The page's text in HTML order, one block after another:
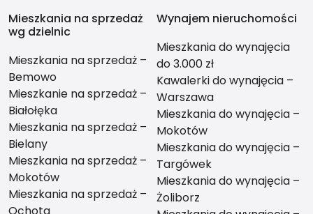
Mieszkania na sprzedaż
wg dzielnic
Mieszkania na sprzedaż –
Bemowo
Mieszkanie na sprzedaż –
Białołęka
Mieszkania na sprzedaż –
Bielany
Mieszkania na sprzedaż –
Mokotów
Mieszkania na sprzedaż –
Ochota
Wynajem nieruchomości
Mieszkania do wynajęcia
do 3.000 zł
Kawalerki do wynajęcia –
Warszawa
Mieszkania do wynajęcia –
Mokotów
Mieszkania do wynajęcia –
Targówek
Mieszkania do wynajęcia –
Żoliborz